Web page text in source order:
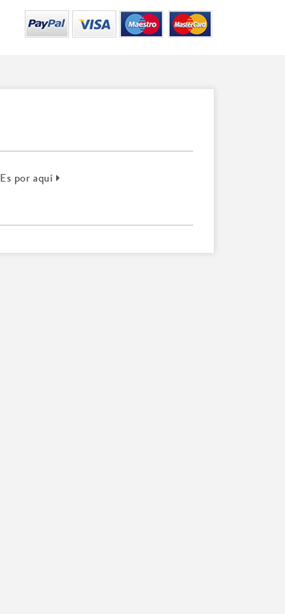
Es por aquí